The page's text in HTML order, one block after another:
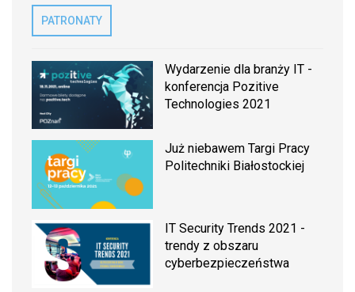
PATRONATY
Wydarzenie dla branży IT -
konferencja Pozitive
Technologies 2021
Już niebawem Targi Pracy
Politechniki Białostockiej
IT Security Trends 2021 -
trendy z obszaru
cyberbezpieczeństwa